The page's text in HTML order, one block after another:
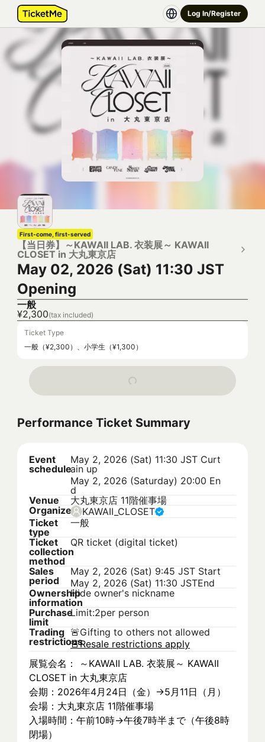
Log In/Register
First-come, first-served
【当日券】～KAWAII LAB. 衣装展～ KAWAII
CLOSET in 大丸東京店
May 02, 2026 (Sat) 11:30 JST
Opening
一般
¥2,300(tax included)
Ticket Type
一般（¥2,300）、小学生（¥1,300）
Performance Ticket Summary
Event
schedule
May 2, 2026 (Sat) 11:30 JST Curt
ain up
May 2, 2026 (Saturday) 20:00 En
d
Venue
大丸東京店 11階催事場
Organizer KAWAII_CLOSET
Ticket
type
一般
Ticket
collection
method
QR ticket (digital ticket)
Sales
period
May 2, 2026 (Sat) 9:45 JST Start
May 2, 2026 (Sat) 11:30 JSTEnd
Ownership
information
Hide owner's nickname
Purchase
limit
Limit:2per person
Trading
restrictions
🚨Gifting to others not allowed
🚨Resale restrictions apply
展覧会名： ～KAWAII LAB. 衣装展～ KAWAII
CLOSET in 大丸東京店
会期：2026年4月24日（金）→5月11日（月）
会場：大丸東京店 11階催事場
入場時間：午前10時→午後7時半まで（午後8時
閉場）